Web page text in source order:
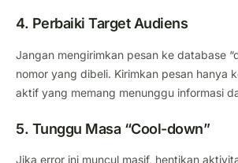
4. Perbaiki Target Audiens
Jangan mengirimkan pesan ke database
nomor yang dibeli. Kirimkan pesan hanya
aktif yang memang menunggu informasi
5. Tunggu Masa “Cool-down”
Jika error ini muncul masif, hentikan